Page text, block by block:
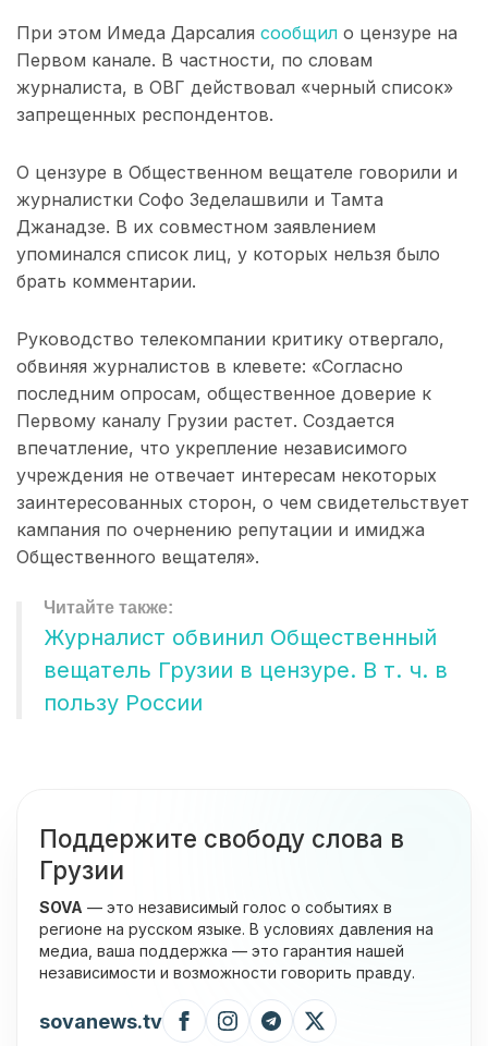
При этом Имеда Дарсалия сообщил о цензуре на
Первом канале. В частности, по словам
журналиста, в ОВГ действовал «черный список»
запрещенных респондентов.
О цензуре в Общественном вещателе говорили и
журналистки Софо Зеделашвили и Тамта
Джанадзе. В их совместном заявлением
упоминался список лиц, у которых нельзя было
брать комментарии.
Руководство телекомпании критику отвергало,
обвиняя журналистов в клевете: «Согласно
последним опросам, общественное доверие к
Первому каналу Грузии растет. Создается
впечатление, что укрепление независимого
учреждения не отвечает интересам некоторых
заинтересованных сторон, о чем свидетельствует
кампания по очернению репутации и имиджа
Общественного вещателя».
Журналист обвинил Общественный
вещатель Грузии в цензуре. В т. ч. в
пользу России
Поддержите свободу слова в
Грузии
SOVA — это независимый голос о событиях в
регионе на русском языке. В условиях давления на
медиа, ваша поддержка — это гарантия нашей
независимости и возможности говорить правду.
sovanews.tv